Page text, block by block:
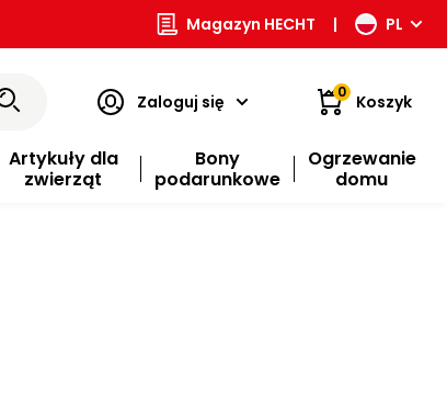
Magazyn HECHT | PL
Zaloguj się 0 Koszyk
Artykuły dla
zwierząt
Bony
podarunkowe
Ogrzewanie
domu